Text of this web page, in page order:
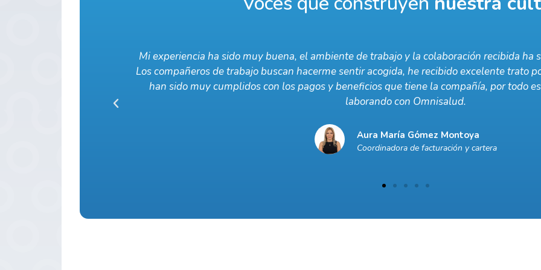
Trabajar en Omnisalud ha sido una experiencia de aprendizajes y retos. El
compañeros que apoyan y comparten conocimientos. La empresa ofrece
habilidades y flexibilidad en los horarios, permiten que acomodes tus
Analista de nómina